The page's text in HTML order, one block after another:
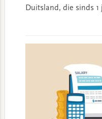
Duitsland, die sinds